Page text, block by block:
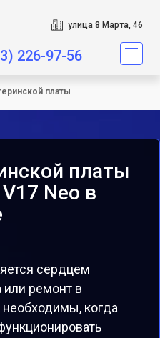
улица 8 Марта, 46
226-97-56
платы
платы
Neo в
сердцем
или ремонт в
когда